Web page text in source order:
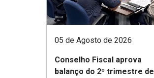
05 de Agosto de 2026
Conselho Fiscal aprova
balanço do 2º trimestre de